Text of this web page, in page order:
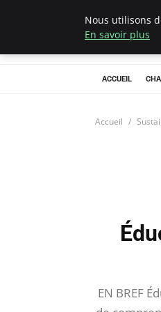
ACCUEIL
Accueil
EN BREF
Nous utilisons
En savoir plus